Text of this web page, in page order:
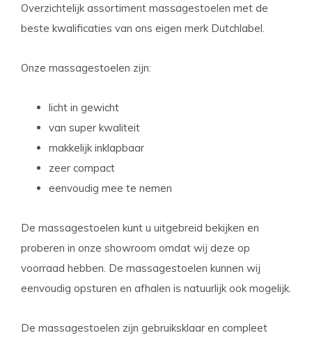
Overzichtelijk assortiment massagestoelen met de
beste kwalificaties van ons eigen merk Dutchlabel.
Onze massagestoelen zijn:
licht in gewicht
van super kwaliteit
makkelijk inklapbaar
zeer compact
eenvoudig mee te nemen
De massagestoelen kunt u uitgebreid bekijken en
proberen in onze showroom omdat wij deze op
voorraad hebben. De massagestoelen kunnen wij
eenvoudig opsturen en afhalen is natuurlijk ook mogelijk.
De massagestoelen zijn gebruiksklaar en compleet